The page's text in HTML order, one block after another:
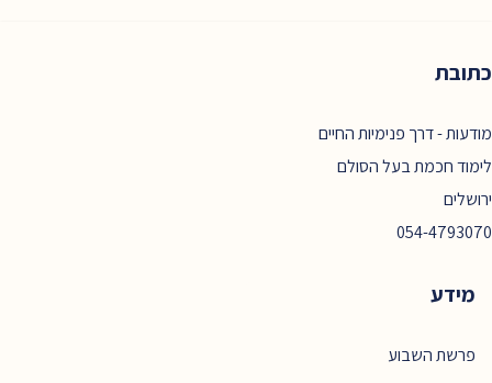
כתובת
מודעות - דרך פנימיות החיים
לימוד חכמת בעל הסולם
ירושלים
054-4793070
מידע
פרשת השבוע